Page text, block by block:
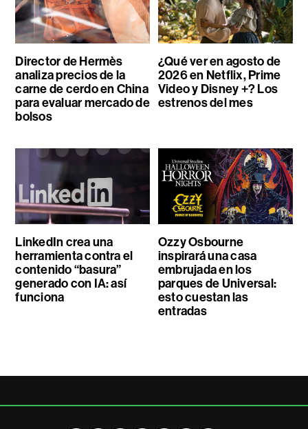
Director de Hermès
analiza precios de la
carne de cerdo en China
para evaluar mercado de
bolsos
¿Qué ver en agosto de
2026 en Netflix, Prime
Video y Disney +? Los
estrenos del mes
LinkedIn crea una
herramienta contra el
contenido “basura”
generado con IA: así
funciona
Ozzy Osbourne
inspirará una casa
embrujada en los
parques de Universal:
esto cuestan las
entradas